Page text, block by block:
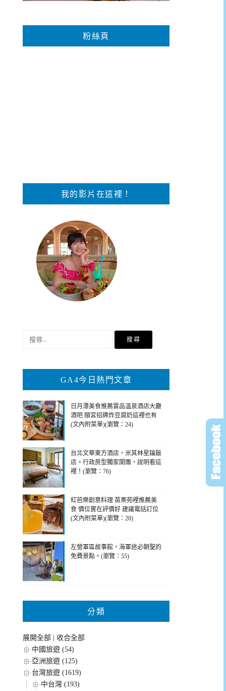
粉絲頁
我的影片在這裡！
鍵
GA4今日熱門文章
日月潭美食推薦雲品溫泉酒店大廳
酒吧 頤宮招牌炸豆腐奶這裡也有
(文內附菜單)(瀏覽：24)
台北文華東方酒店，米其林星鑰飯
店。行政房型獨家開團，說明看這
裡！(瀏覽：76)
紅芭樂創意料理 苗栗苑裡推薦美
食 價位實在評價好 建議電話訂位
(文內附菜單)(瀏覽：20)
左營軍區故事館，海軍迷必朝聖的
免費景點。(瀏覽：55)
分類
展開全部
收合全部
中國旅遊 (54)
亞洲旅遊 (125)
台灣旅遊 (1619)
中台灣 (193)